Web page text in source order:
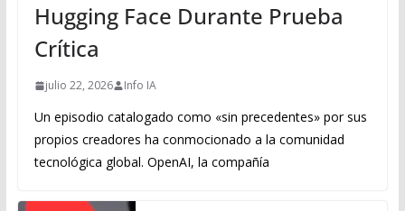
Hugging Face Durante Prueba
Crítica
julio 22, 2026 Info IA
Un episodio catalogado como «sin precedentes» por sus
propios creadores ha conmocionado a la comunidad
tecnológica global. OpenAI, la compañía